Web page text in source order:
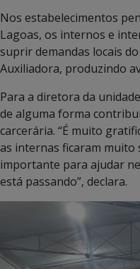
Nos estabelecimentos
Lagoas, os internos e
suprir demandas locais
Auxiliadora, produzindo
Para a diretora da
de alguma forma
carcerária. “É muito
as internas ficaram
importante para ajudar
está passando”, declara.